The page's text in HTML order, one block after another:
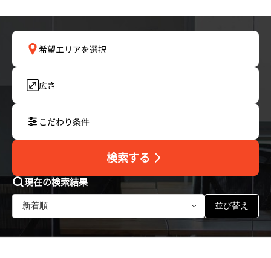
希望エリアを選択
広さ
こだわり条件
検索する
現在の検索結果
並び替え